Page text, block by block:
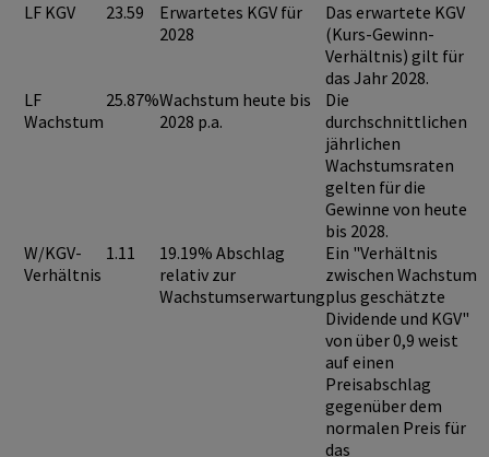
LF KGV 23.59
Erwartetes KGV für
2028
Das erwartete KGV
(Kurs-Gewinn-
Verhältnis) gilt für
das Jahr 2028.
LF
Wachstum
25.87%Wachstum heute bis
2028 p.a.
Die
durchschnittlichen
jährlichen
Wachstumsraten
gelten für die
Gewinne von heute
bis 2028.
W/KGV-
Verhältnis
1.11
19.19% Abschlag
relativ zur
Wachstumserwartung
Ein "Verhältnis
zwischen Wachstum
plus geschätzte
Dividende und KGV"
von über 0,9 weist
auf einen
Preisabschlag
gegenüber dem
normalen Preis für
das